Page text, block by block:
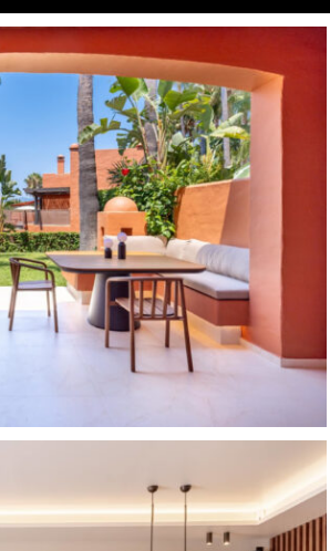
mantenida que garantiza privacidad y
la tranquilidad: un lugar donde podrá
mientras se refugia en un entorno
ofrece amplios salones
un solárium. La planta baja cuenta con
americana totalmente equipada con
Siemens de alta gama. El espacioso
una terraza cubierta y a un jardín
dos dormitorios que comparten un
armarios de madera hechos a
de la azotea incluye una cocina
y a las hermosas montañas de fondo.
con baño en suite y un espacio
cine o sala de entretenimiento.
la atención al detalle y el uso de
un aire de lujo. El mobiliario tiene un